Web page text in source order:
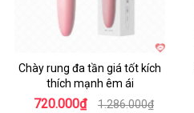
Chày rung đa tần giá tốt kích
thích mạnh êm ái
720.000₫ 1.286.000₫